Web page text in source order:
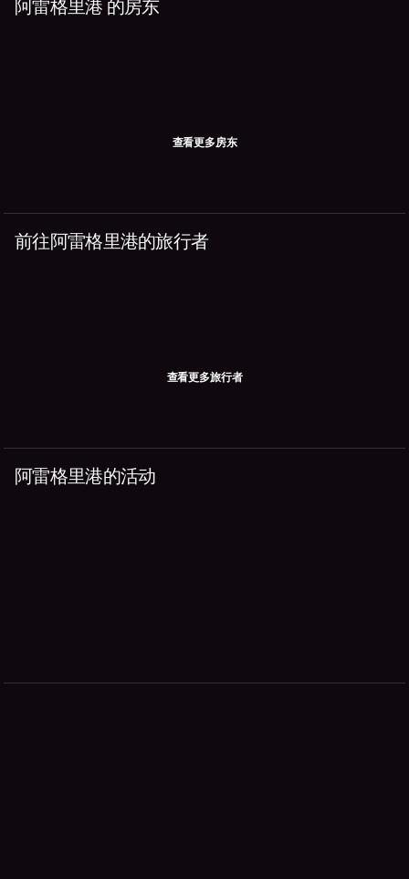
阿雷格里港 的房东
查看更多房东
前往阿雷格里港的旅行者
查看更多旅行者
阿雷格里港的活动